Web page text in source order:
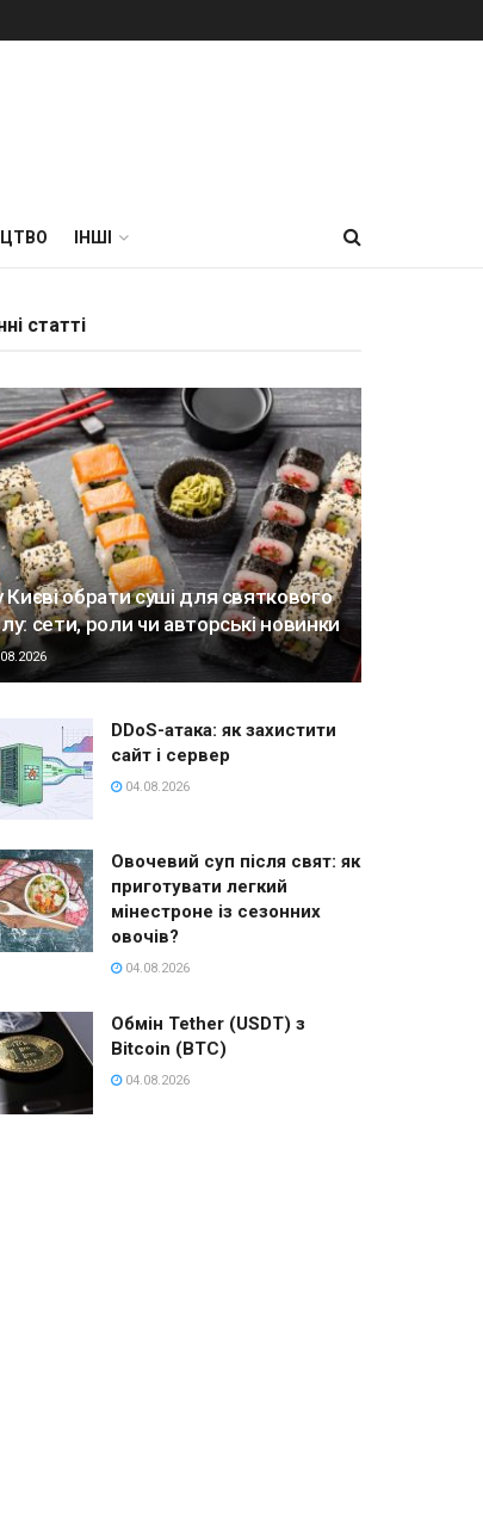
ІНШІ
статті
Києві обрати суші для святкового
сети, роли чи авторські новинки
DDoS-атака: як захистити
сайт і сервер
04.08.2026
Овочевий суп після свят: як
приготувати легкий
мінестроне із сезонних
овочів?
04.08.2026
Обмін Tether (USDT) з
Bitcoin (BTC)
04.08.2026